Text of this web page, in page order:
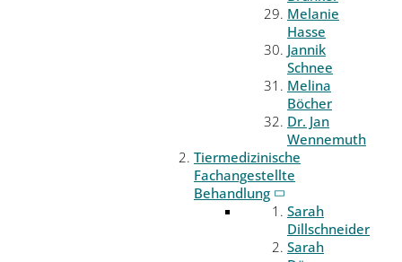
Melanie
Hasse
Jannik
Schnee
Melina
Böcher
Dr. Jan
Wennemuth
Tiermedizinische
Fachangestellte
Behandlung
Sarah
Dillschneider
Sarah